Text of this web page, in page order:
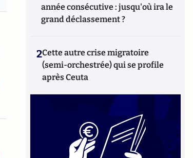
année consécutive : jusqu'où ira le
grand déclassement ?
2Cette autre crise migratoire
(semi-orchestrée) qui se profile
après Ceuta